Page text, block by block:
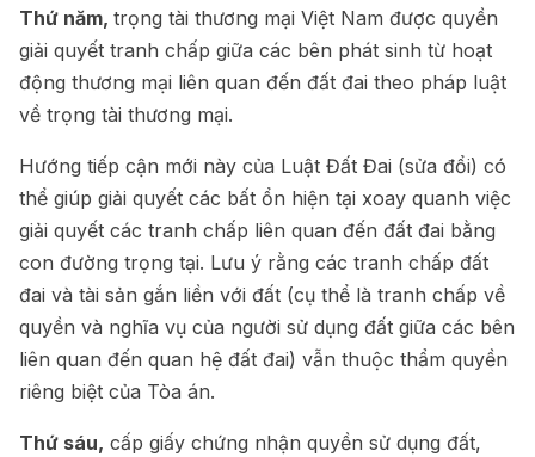
Thứ năm, trọng tài thương mại Việt Nam được quyền
giải quyết tranh chấp giữa các bên phát sinh từ hoạt
động thương mại liên quan đến đất đai theo pháp luật
về trọng tài thương mại.
Hướng tiếp cận mới này của Luật Đất Đai (sửa đổi) có
thể giúp giải quyết các bất ổn hiện tại xoay quanh việc
giải quyết các tranh chấp liên quan đến đất đai bằng
con đường trọng tại. Lưu ý rằng các tranh chấp đất
đai và tài sản gắn liền với đất (cụ thể là tranh chấp về
quyền và nghĩa vụ của người sử dụng đất giữa các bên
liên quan đến quan hệ đất đai) vẫn thuộc thẩm quyền
riêng biệt của Tòa án.
Thứ sáu, cấp giấy chứng nhận quyền sử dụng đất,